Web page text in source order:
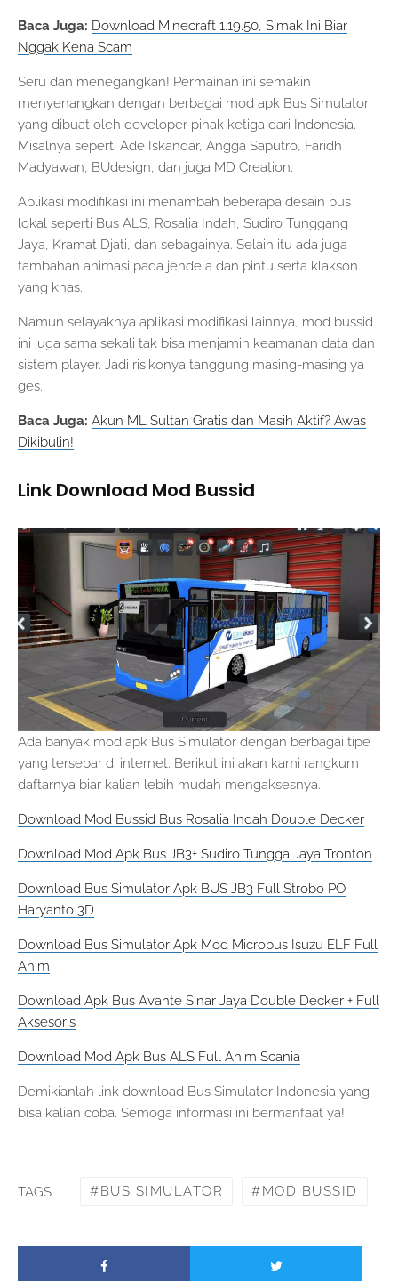
Baca Juga: Download Minecraft 1.19.50, Simak Ini Biar
Nggak Kena Scam
Seru dan menegangkan! Permainan ini semakin
menyenangkan dengan berbagai mod apk Bus Simulator
yang dibuat oleh developer pihak ketiga dari Indonesia.
Misalnya seperti Ade Iskandar, Angga Saputro, Faridh
Madyawan, BUdesign, dan juga MD Creation.
Aplikasi modifikasi ini menambah beberapa desain bus
lokal seperti Bus ALS, Rosalia Indah, Sudiro Tunggang
Jaya, Kramat Djati, dan sebagainya. Selain itu ada juga
tambahan animasi pada jendela dan pintu serta klakson
yang khas.
Namun selayaknya aplikasi modifikasi lainnya, mod bussid
ini juga sama sekali tak bisa menjamin keamanan data dan
sistem player. Jadi risikonya tanggung masing-masing ya
ges.
Baca Juga: Akun ML Sultan Gratis dan Masih Aktif? Awas
Dikibulin!
Link Download Mod Bussid
Ada banyak mod apk Bus Simulator dengan berbagai tipe
yang tersebar di internet. Berikut ini akan kami rangkum
daftarnya biar kalian lebih mudah mengaksesnya.
Download Mod Bussid Bus Rosalia Indah Double Decker
Download Mod Apk Bus JB3+ Sudiro Tungga Jaya Tronton
Download Bus Simulator Apk BUS JB3 Full Strobo PO
Haryanto 3D
Download Bus Simulator Apk Mod Microbus Isuzu ELF Full
Anim
Download Apk Bus Avante Sinar Jaya Double Decker + Full
Aksesoris
Download Mod Apk Bus ALS Full Anim Scania
Demikianlah link download Bus Simulator Indonesia yang
bisa kalian coba. Semoga informasi ini bermanfaat ya!
TAGS BUS SIMULATOR MOD BUSSID